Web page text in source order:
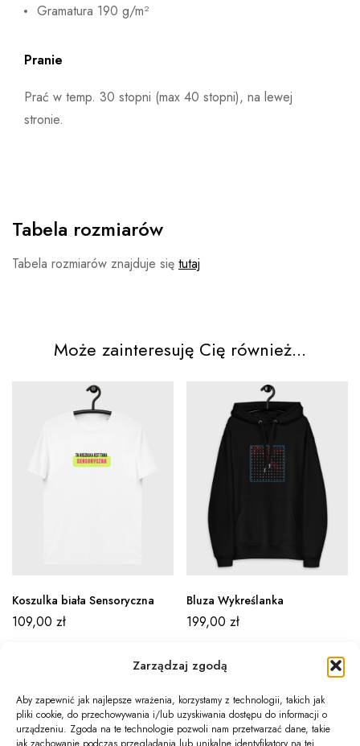
Zarządzaj zgodą
Aby zapewnić jak najlepsze wrażenia, korzystamy z technologii, takich jak
pliki cookie, do przechowywania i/lub uzyskiwania dostępu do informacji o
urządzeniu. Zgoda na te technologie pozwoli nam przetwarzać dane, takie
Gramatura 190 g/m²
Pranie
Prać w temp. 30 stopni (max 40 stopni), na lewej
stronie.
Tabela rozmiarów
Tabela rozmiarów znajduje się tutaj
Może zainteresuję Cię również...
Koszulka biała Sensoryczna
109,00 zł
Bluza Wykreślanka
199,00 zł
Newsletter